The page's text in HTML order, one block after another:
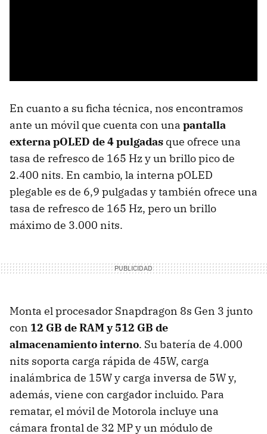
En cuanto a su ficha técnica, nos encontramos
ante un móvil que cuenta con una pantalla
externa pOLED de 4 pulgadas que ofrece una
tasa de refresco de 165 Hz y un brillo pico de
2.400 nits. En cambio, la interna pOLED
plegable es de 6,9 pulgadas y también ofrece una
tasa de refresco de 165 Hz, pero un brillo
máximo de 3.000 nits.
Monta el procesador Snapdragon 8s Gen 3 junto
con 12 GB de RAM y 512 GB de
almacenamiento interno. Su batería de 4.000
nits soporta carga rápida de 45W, carga
inalámbrica de 15W y carga inversa de 5W y,
además, viene con cargador incluido. Para
rematar, el móvil de Motorola incluye una
cámara frontal de 32 MP y un módulo de